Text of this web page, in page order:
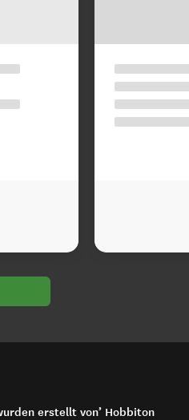
erstellt von’ Hobbiton